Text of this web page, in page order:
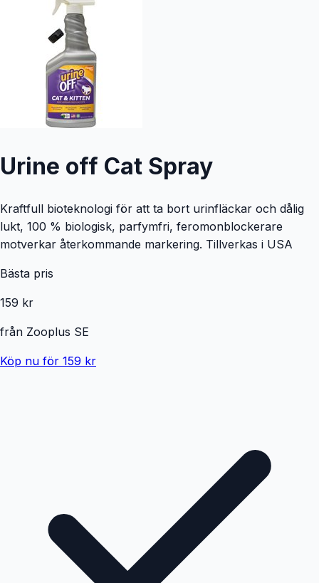
Urine off Cat Spray
Kraftfull bioteknologi för att ta bort urinfläckar och dålig
lukt, 100 % biologisk, parfymfri, feromonblockerare
motverkar återkommande markering. Tillverkas i USA
Bästa pris
159 kr
från Zooplus SE
Köp nu för 159 kr